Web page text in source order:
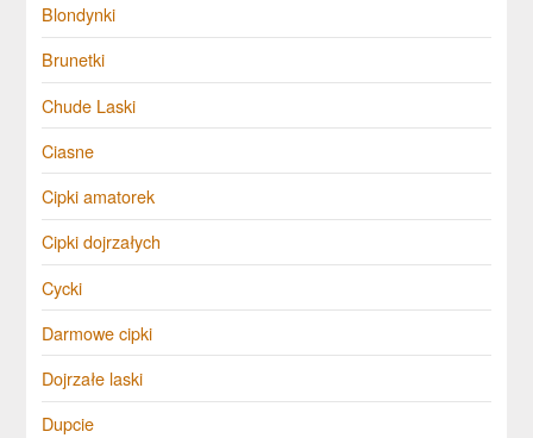
Blondynki
Brunetki
Chude Laski
Ciasne
Cipki amatorek
Cipki dojrzałych
Cycki
Darmowe cipki
Dojrzałe laski
Dupcie